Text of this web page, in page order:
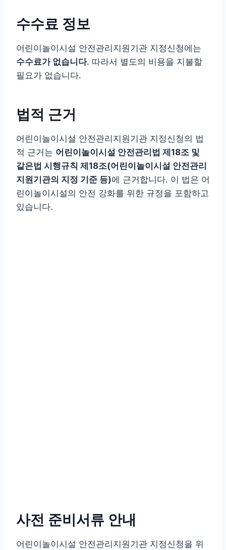
수수료 정보
어린이놀이시설 안전관리지원기관 지정신청에는
수수료가 없습니다. 따라서 별도의 비용을 지불할
필요가 없습니다.
법적 근거
어린이놀이시설 안전관리지원기관 지정신청의 법
적 근거는 어린이놀이시설 안전관리법 제18조 및
같은법 시행규칙 제18조(어린이놀이시설 안전관리
지원기관의 지정 기준 등)에 근거합니다. 이 법은 어
린이놀이시설의 안전 강화를 위한 규정을 포함하고
있습니다.
사전 준비서류 안내
어린이놀이시설 안전관리지원기관 지정신청을 위